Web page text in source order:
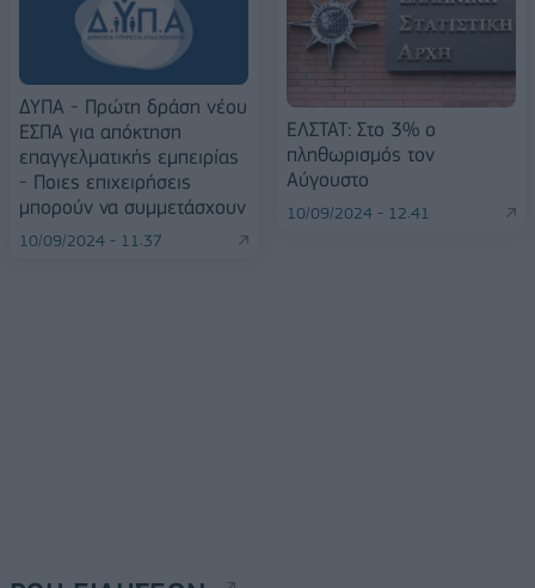
ΔΥΠΑ - Πρώτη δράση νέου
ΕΣΠΑ για απόκτηση
επαγγελματικής εμπειρίας
- Ποιες επιχειρήσεις
μπορούν να συμμετάσχουν
10/09/2024 - 11:37
ΕΛΣΤΑΤ: Στο 3% ο
πληθωρισμός τον
Αύγουστο
10/09/2024 - 12:41